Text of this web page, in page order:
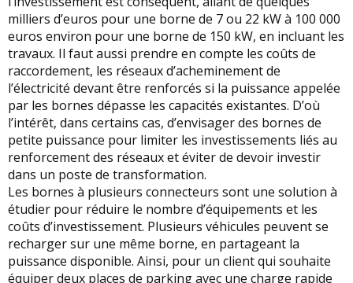
milliers d’euros pour une borne de 7 ou 22 kW à 100 000
euros environ pour une borne de 150 kW, en incluant les
travaux. Il faut aussi prendre en compte les coûts de
raccordement, les réseaux d’acheminement de
l’électricité devant être renforcés si la puissance appelée
par les bornes dépasse les capacités existantes. D’où
l’intérêt, dans certains cas, d’envisager des bornes de
petite puissance pour limiter les investissements liés au
renforcement des réseaux et éviter de devoir investir
dans un poste de transformation.
Les bornes à plusieurs connecteurs sont une solution à
étudier pour réduire le nombre d’équipements et les
coûts d’investissement. Plusieurs véhicules peuvent se
recharger sur une même borne, en partageant la
puissance disponible. Ainsi, pour un client qui souhaite
équiper deux places de parking avec une charge rapide